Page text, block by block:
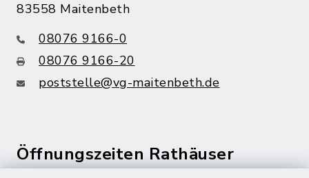
83558 Maitenbeth
08076 9166-0
08076 9166-20
poststelle@vg-maitenbeth.de
Öffnungszeiten Rathäuser